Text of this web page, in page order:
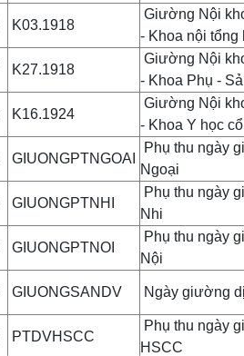
K03.1918
Giường Nội
- Khoa nội
K27.1918
Giường Nội
- Khoa Phụ -
K16.1924
Giường Nội
- Khoa Y học
GIUONGPTNGOAI
Phụ thu ngày
Ngoại
GIUONGPTNHI
Phụ thu ngày
Nhi
GIUONGPTNOI
Phụ thu ngày
Nội
GIUONGSANDV Ngày giường
PTDVHSCC
Phụ thu ngày
HSCC